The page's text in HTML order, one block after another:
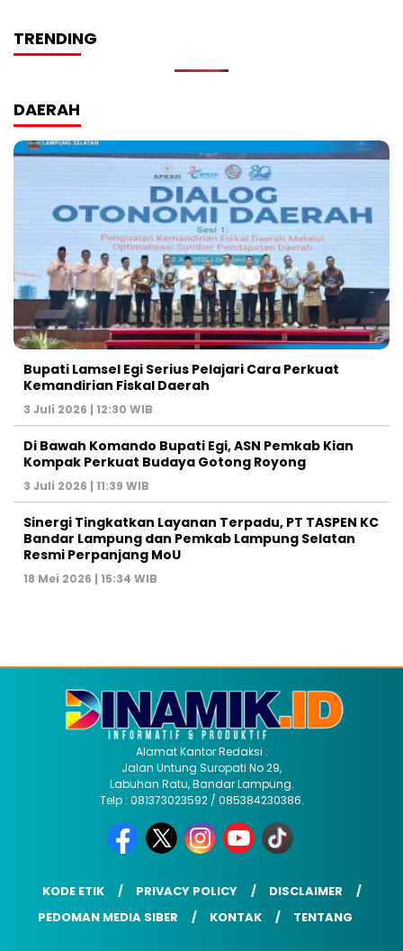
TRENDING
DAERAH
Bupati Lamsel Egi Serius Pelajari Cara Perkuat
Kemandirian Fiskal Daerah
3 Juli 2026 | 12:30 WIB
Di Bawah Komando Bupati Egi, ASN Pemkab Kian
Kompak Perkuat Budaya Gotong Royong
3 Juli 2026 | 11:39 WIB
Sinergi Tingkatkan Layanan Terpadu, PT TASPEN KC
Bandar Lampung dan Pemkab Lampung Selatan
Resmi Perpanjang MoU
18 Mei 2026 | 15:34 WIB
Alamat Kantor Redaksi :
Jalan Untung Suropati No 29,
Labuhan Ratu, Bandar Lampung.
Telp : 081373023592 / 085384230386.
KODE ETIK PRIVACY POLICY
DISCLAIMER
PEDOMAN MEDIA SIBER
KONTAK TENTANG